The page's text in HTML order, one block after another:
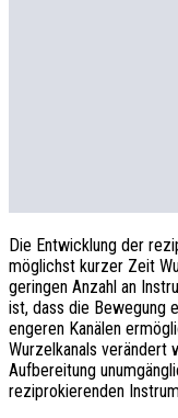
Die Entwicklung der
möglichst kurzer Zeit
geringen Anzahl an
ist, dass die Bewegung
engeren Kanälen
Wurzelkanals verändert
Aufbereitung
reziprokierenden